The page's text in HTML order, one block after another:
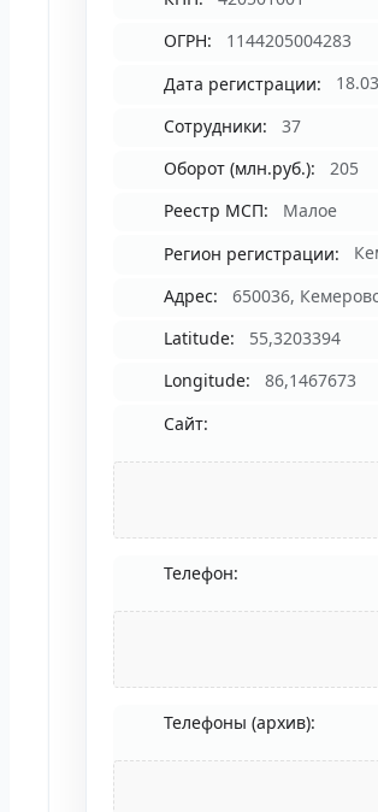
ОГРН:
1144205004283
Дата регистрации:
Сотрудники:
37
Оборот (млн.руб.):
205
Реестр МСП:
Малое
Регион регистрации:
Адрес:
650036,
Latitude:
55,3203394
Longitude:
86,1467673
Сайт:
Телефон:
Телефоны (архив):